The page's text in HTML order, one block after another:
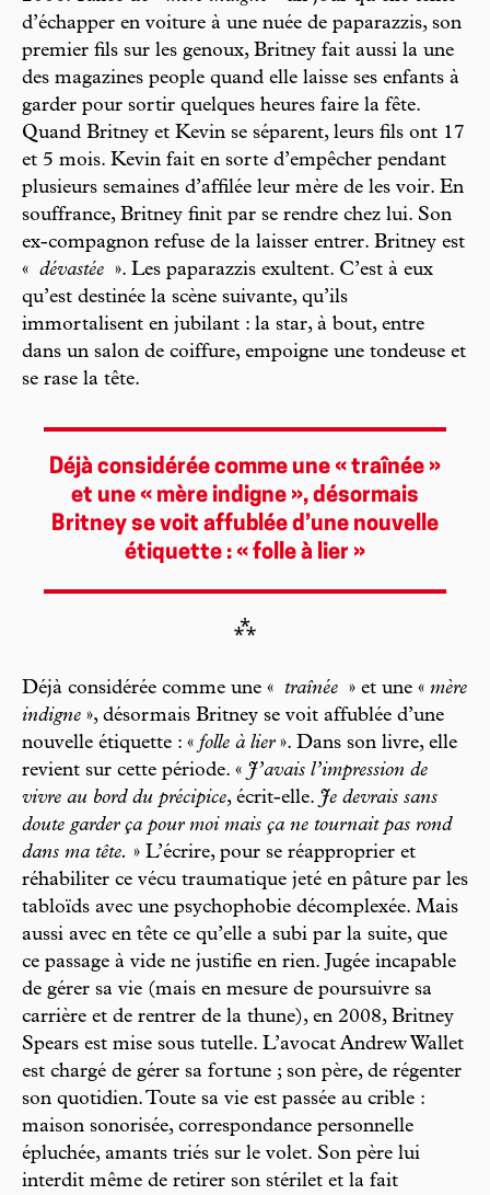
d’échapper en voiture à une nuée de paparazzis, son
premier fils sur les genoux, Britney fait aussi la une
des magazines people quand elle laisse ses enfants à
garder pour sortir quelques heures faire la fête.
Quand Britney et Kevin se séparent, leurs fils ont 17
et 5 mois. Kevin fait en sorte d’empêcher pendant
plusieurs semaines d’affilée leur mère de les voir. En
souffrance, Britney finit par se rendre chez lui. Son
ex-compagnon refuse de la laisser entrer. Britney est
« dévastée ». Les paparazzis exultent. C’est à eux
qu’est destinée la scène suivante, qu’ils
immortalisent en jubilant : la star, à bout, entre
dans un salon de coiffure, empoigne une tondeuse et
se rase la tête.
Déjà considérée comme une « traînée »
et une « mère indigne », désormais
Britney se voit affublée d’une nouvelle
étiquette : « folle à lier »
⁂
Déjà considérée comme une « traînée » et une « mère
indigne », désormais Britney se voit affublée d’une
nouvelle étiquette : « folle à lier». Dans son livre, elle
revient sur cette période. « J’avais l’impression de
vivre au bord du précipice, écrit-elle. Je devrais sans
doute garder ça pour moi mais ça ne tournait pas rond
dans ma tête. » L’écrire, pour se réapproprier et
réhabiliter ce vécu traumatique jeté en pâture par les
tabloïds avec une psychophobie décomplexée. Mais
aussi avec en tête ce qu’elle a subi par la suite, que
ce passage à vide ne justifie en rien. Jugée incapable
de gérer sa vie (mais en mesure de poursuivre sa
carrière et de rentrer de la thune), en 2008, Britney
Spears est mise sous tutelle. L’avocat Andrew Wallet
est chargé de gérer sa fortune ; son père, de régenter
son quotidien. Toute sa vie est passée au crible :
maison sonorisée, correspondance personnelle
épluchée, amants triés sur le volet. Son père lui
interdit même de retirer son stérilet et la fait